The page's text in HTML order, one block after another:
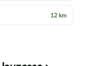
12 km